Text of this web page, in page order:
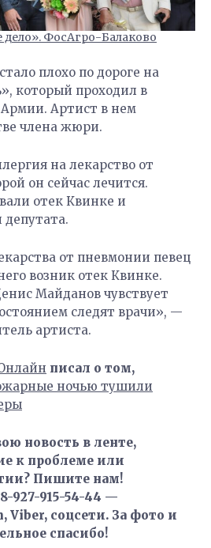
дело». ФосАгро-Балаково
плохо по дороге на
который проходил в
Армии. Артист в нем
члена жюри.
на лекарство от
он сейчас лечится.
отек Квинке и
депутата.
от пневмонии певец
возник отек Квинке.
Майданов чувствует
следят врачи», —
артиста.
писал о том,
ночью тушили
новость в ленте,
к проблеме или
Пишите нам!
927-915-54-44 —
Viber, соцсети. За фото и
спасибо!